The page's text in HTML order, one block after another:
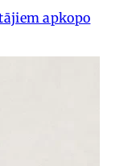
apkopo